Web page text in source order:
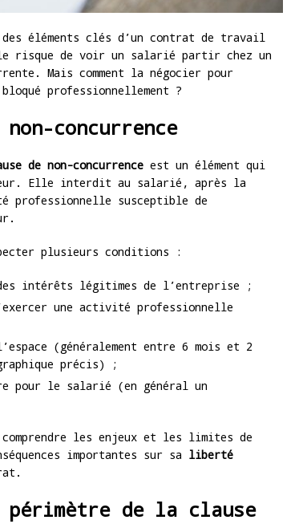
éléments clés d’un contrat de travail
risque de voir un salarié partir chez un
Mais comment la négocier pour
professionnellement ?
concurrence
de non-concurrence est un élément qui
Elle interdit au salarié, après la
professionnelle susceptible de
plusieurs conditions :
intérêts légitimes de l’entreprise ;
une activité professionnelle
(généralement entre 6 mois et 2
précis) ;
pour le salarié (en général un
les enjeux et les limites de
importantes sur sa liberté
de la clause